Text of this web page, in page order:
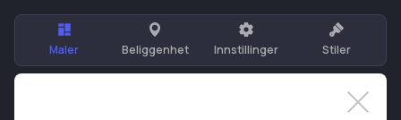
Maler Beliggenhet Innstillinger Stiler